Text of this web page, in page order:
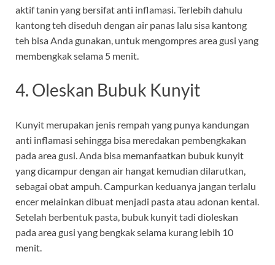
aktif tanin yang bersifat anti inflamasi. Terlebih dahulu
kantong teh diseduh dengan air panas lalu sisa kantong
teh bisa Anda gunakan, untuk mengompres area gusi yang
membengkak selama 5 menit.
4. Oleskan Bubuk Kunyit
Kunyit merupakan jenis rempah yang punya kandungan
anti inflamasi sehingga bisa meredakan pembengkakan
pada area gusi. Anda bisa memanfaatkan bubuk kunyit
yang dicampur dengan air hangat kemudian dilarutkan,
sebagai obat ampuh. Campurkan keduanya jangan terlalu
encer melainkan dibuat menjadi pasta atau adonan kental.
Setelah berbentuk pasta, bubuk kunyit tadi dioleskan
pada area gusi yang bengkak selama kurang lebih 10
menit.